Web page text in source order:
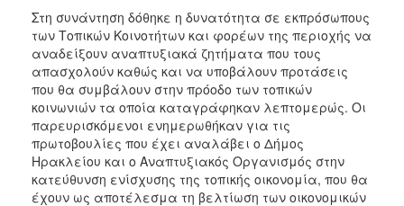
Στη συνάντηση δόθηκε η δυνατότητα σε εκπρόσωπους
των Τοπικών Κοινοτήτων και φορέων της περιοχής να
αναδείξουν αναπτυξιακά ζητήματα που τους
απασχολούν καθώς και να υποβάλουν προτάσεις
που θα συμβάλουν στην πρόοδο των τοπικών
κοινωνιών τα οποία καταγράφηκαν λεπτομερώς. Οι
παρευρισκόμενοι ενημερωθήκαν για τις
πρωτοβουλίες που έχει αναλάβει ο Δήμος
Ηρακλείου και ο Αναπτυξιακός Οργανισμός στην
κατεύθυνση ενίσχυσης της τοπικής οικονομία, που θα
έχουν ως αποτέλεσμα τη βελτίωση των οικονομικών